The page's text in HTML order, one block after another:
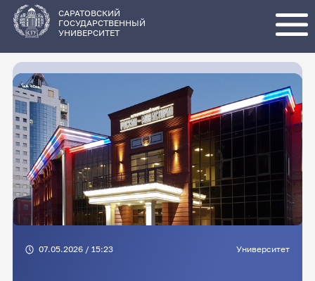
основному
содержанию
САРАТОВСКИЙ
ГОСУДАРСТВЕННЫЙ
УНИВЕРСИТЕТ
07.05.2026 / 15:23 Университет